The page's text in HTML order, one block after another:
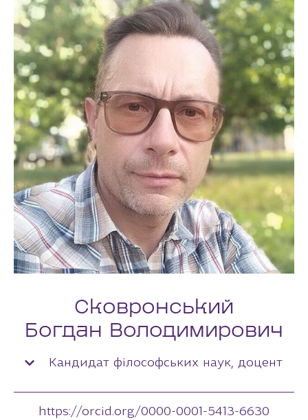
Сковронський
Богдан Володимирович
Кандидат філософських наук, доцент
https://orcid.org/0000-0001-5413-6630